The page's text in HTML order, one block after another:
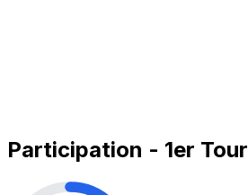
Participation - 1er Tour